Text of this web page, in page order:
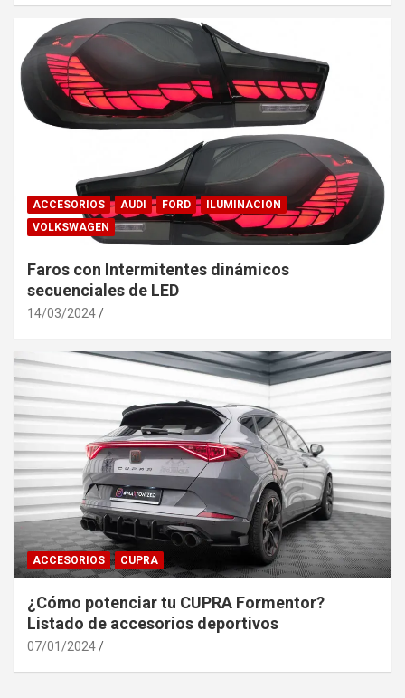
ACCESORIOS AUDI FORD
ILUMINACION
VOLKSWAGEN
Faros con Intermitentes dinámicos
secuenciales de LED
14/03/2024
ACCESORIOS CUPRA
¿Cómo potenciar tu CUPRA Formentor?
Listado de accesorios deportivos
07/01/2024